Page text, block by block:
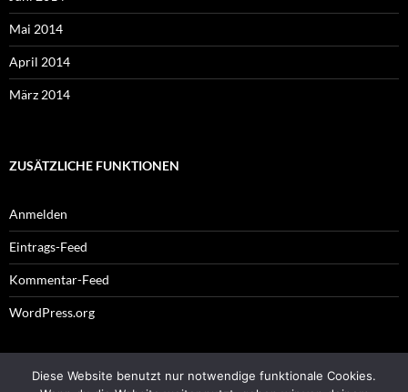
Mai 2014
April 2014
März 2014
ZUSÄTZLICHE FUNKTIONEN
Anmelden
Eintrags-Feed
Kommentar-Feed
WordPress.org
Impressum
Diese Website benutzt nur notwendige funktionale Cookies.